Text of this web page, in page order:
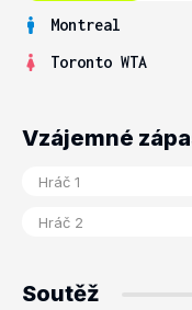
Montreal
Toronto WTA
Vzájemné
Soutěž